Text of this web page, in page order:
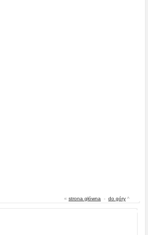
« strona główna - do góry ^